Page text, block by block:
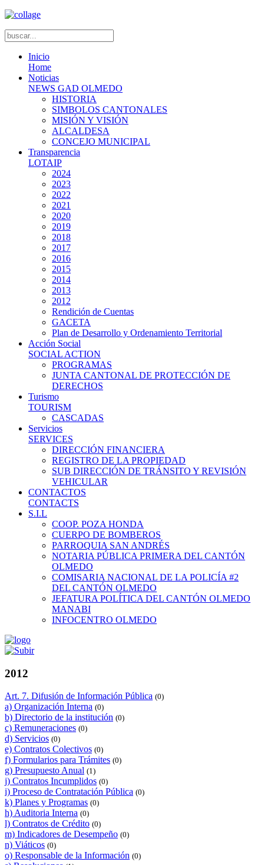
Inicio
Home
Noticias
NEWS GAD OLMEDO
HISTORIA
SIMBOLOS CANTONALES
MISIÓN Y VISIÓN
ALCALDESA
CONCEJO MUNICIPAL
Transparencia
LOTAIP
2024
2023
2022
2021
2020
2019
2018
2017
2016
2015
2014
2013
2012
Rendición de Cuentas
GACETA
Plan de Desarrollo y Ordenamiento Territorial
Acción Social
SOCIAL ACTION
PROGRAMAS
JUNTA CANTONAL DE PROTECCIÓN DE
DERECHOS
Turismo
TOURISM
CASCADAS
Servicios
SERVICES
DIRECCIÓN FINANCIERA
REGISTRO DE LA PROPIEDAD
SUB DIRECCIÓN DE TRÁNSITO Y REVISIÓN
VEHICULAR
CONTACTOS
CONTACTS
S.I.L
COOP. POZA HONDA
CUERPO DE BOMBEROS
PARROQUIA SAN ANDRÉS
NOTARIA PÚBLICA PRIMERA DEL CANTÓN
OLMEDO
COMISARIA NACIONAL DE LA POLICÍA #2
DEL CANTÓN OLMEDO
JEFATURA POLÍTICA DEL CANTÓN OLMEDO
MANABI
INFOCENTRO OLMEDO
2012
Art. 7. Difusión de Información Pública (0)
a) Organización Interna (0)
b) Directorio de la institución (0)
c) Remuneraciones (0)
d) Servicios (0)
e) Contratos Colectivos (0)
f) Formularios para Trámites (0)
g) Presupuesto Anual (1)
j) Contratos Incumplidos (0)
i) Proceso de Contratación Pública (0)
k) Planes y Programas (0)
h) Auditoria Interna (0)
l) Contratos de Crédito (0)
m) Indicadores de Desempeño (0)
n) Viáticos (0)
o) Responsable de la Información (0)